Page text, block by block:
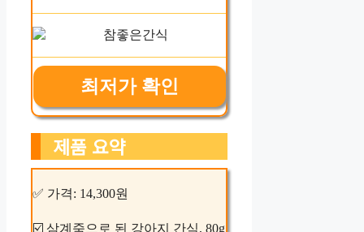
최저가 확인
제품 요약
✅ 가격: 14,300원
☑️ 삼계죽으로 된 강아지 간식, 80g